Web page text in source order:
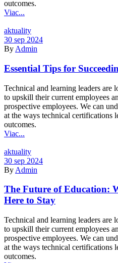
outcomes.
Viac...
Kategórie
aktuality
30 sep 2024
By Admin
Essential Tips for
Technical and learning leaders are
to upskill their current employees
prospective employees. We can
at the ways technical certifications
outcomes.
Viac...
Kategórie
aktuality
30 sep 2024
By Admin
The Future of Education:
Here to Stay
Technical and learning leaders are
to upskill their current employees
prospective employees. We can
at the ways technical certifications
outcomes.